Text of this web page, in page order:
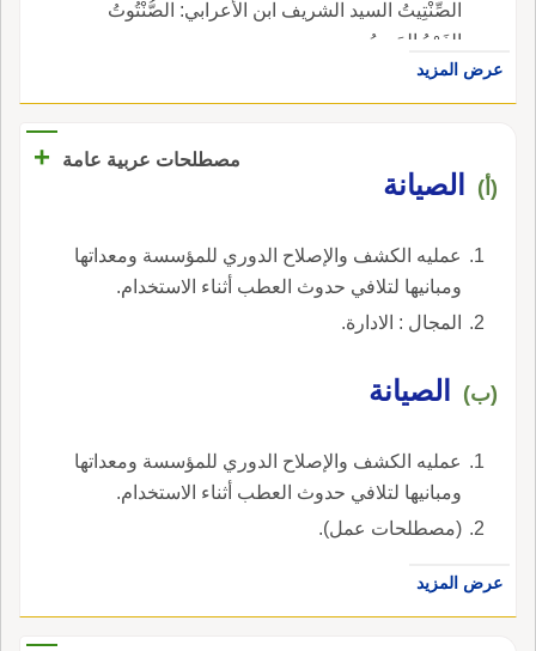
الصِّنْتِيتُ السيد الشريف ابن الأَعرابي: الصُّنْتُوتُ
الفَرْدُ الحَريدُ.
عرض المزيد
مصطلحات عربية عامة +
(أ) الصيانة
عمليه الكشف والإصلاح الدوري للمؤسسة ومعداتها
ومبانيها لتلافي حدوث العطب أثناء الاستخدام.
المجال : الادارة.
(ب) الصيانة
عمليه الكشف والإصلاح الدوري للمؤسسة ومعداتها
ومبانيها لتلافي حدوث العطب أثناء الاستخدام.
(مصطلحات عمل).
عرض المزيد